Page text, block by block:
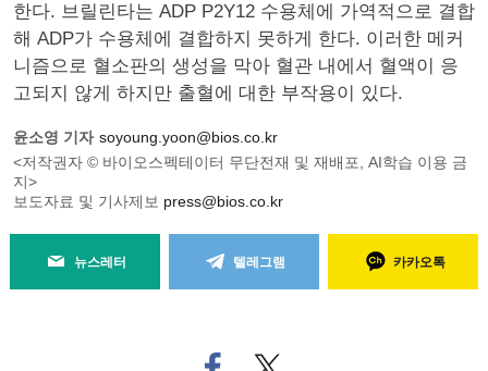
한다. 브릴린타는 ADP P2Y12 수용체에 가역적으로 결합
해 ADP가 수용체에 결합하지 못하게 한다. 이러한 메커
니즘으로 혈소판의 생성을 막아 혈관 내에서 혈액이 응
고되지 않게 하지만 출혈에 대한 부작용이 있다.
윤소영 기자 soyoung.yoon@bios.co.kr
<저작권자 © 바이오스펙테이터 무단전재 및 재배포, AI학습 이용 금
지>
보도자료 및 기사제보 press@bios.co.kr
뉴스레터 텔레그램 카카오톡
페
트위